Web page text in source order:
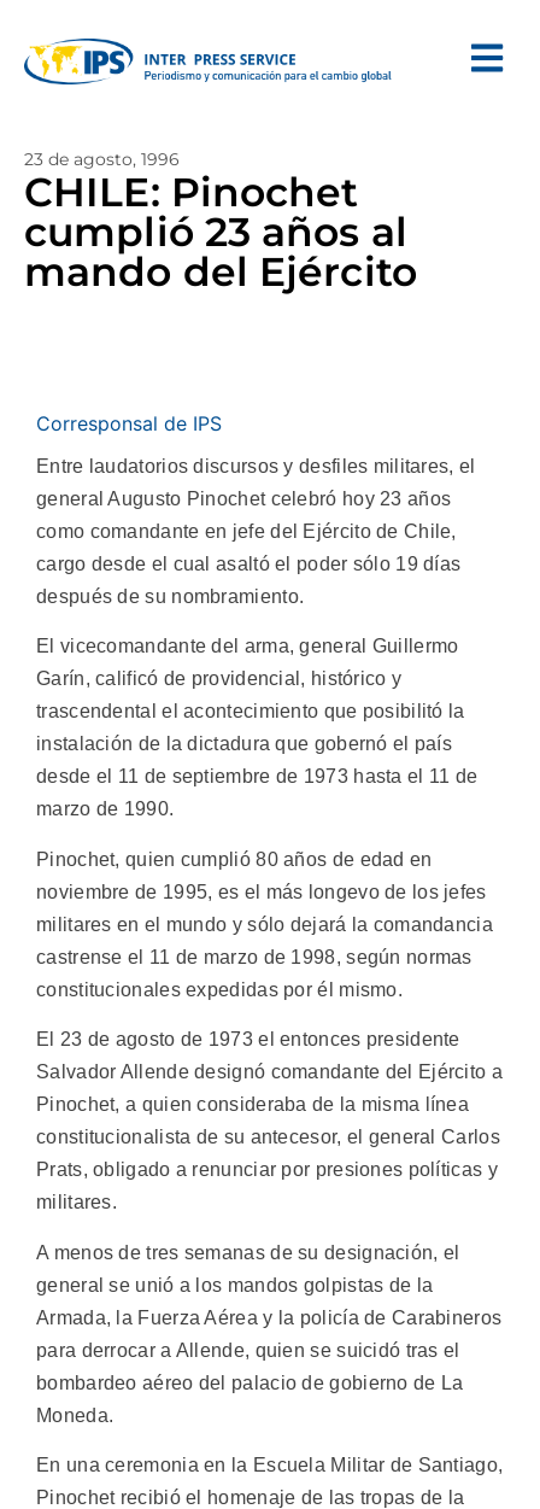
23 de agosto, 1996
CHILE: Pinochet
cumplió 23 años al
mando del Ejército
Corresponsal de IPS
Entre laudatorios discursos y desfiles militares, el
general Augusto Pinochet celebró hoy 23 años
como comandante en jefe del Ejército de Chile,
cargo desde el cual asaltó el poder sólo 19 días
después de su nombramiento.
El vicecomandante del arma, general Guillermo
Garín, calificó de providencial, histórico y
trascendental el acontecimiento que posibilitó la
instalación de la dictadura que gobernó el país
desde el 11 de septiembre de 1973 hasta el 11 de
marzo de 1990.
Pinochet, quien cumplió 80 años de edad en
noviembre de 1995, es el más longevo de los jefes
militares en el mundo y sólo dejará la comandancia
castrense el 11 de marzo de 1998, según normas
constitucionales expedidas por él mismo.
El 23 de agosto de 1973 el entonces presidente
Salvador Allende designó comandante del Ejército a
Pinochet, a quien consideraba de la misma línea
constitucionalista de su antecesor, el general Carlos
Prats, obligado a renunciar por presiones políticas y
militares.
A menos de tres semanas de su designación, el
general se unió a los mandos golpistas de la
Armada, la Fuerza Aérea y la policía de Carabineros
para derrocar a Allende, quien se suicidó tras el
bombardeo aéreo del palacio de gobierno de La
Moneda.
En una ceremonia en la Escuela Militar de Santiago,
Pinochet recibió el homenaje de las tropas de la